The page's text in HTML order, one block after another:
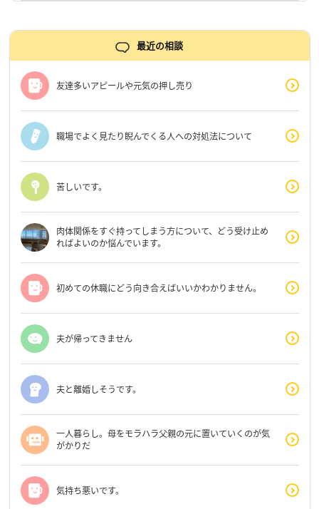
最近の相談
友達多いアピールや元気の押し売り
職場でよく見たり睨んでくる人への対処法について
苦しいです。
肉体関係をすぐ持ってしまう方について、どう受け止め
ればよいのか悩んでいます。
初めての休職にどう向き合えばいいかわかりません。
夫が帰ってきません
夫と離婚しそうです。
一人暮らし。母をモラハラ父親の元に置いていくのが気
がかりだ
気持ち悪いです。